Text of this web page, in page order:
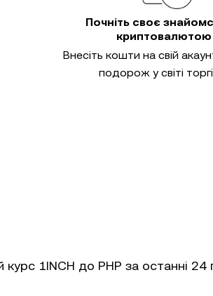
Почніть своє
криптовалютою
Внесіть кошти на свій
подорож у світі
курс 1INCH до PHP за останні 24